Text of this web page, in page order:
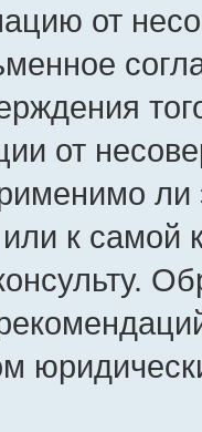
от
от
ли
к самой